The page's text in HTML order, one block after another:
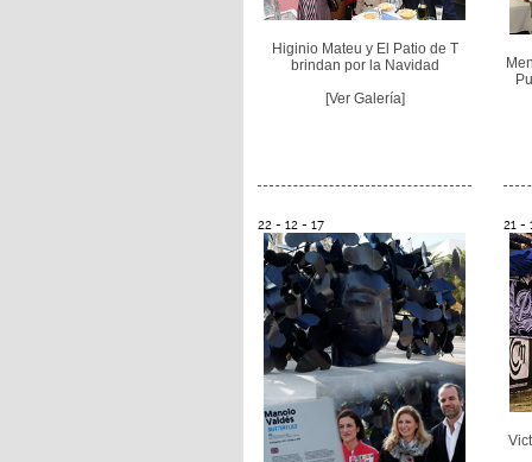
Higinio Mateu y El Patio de T
brindan por la Navidad
[Ver Galería]
22 - 12 - 17 21 -